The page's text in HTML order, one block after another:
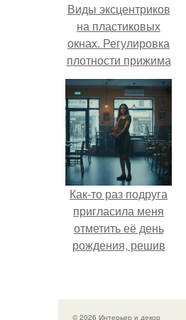
Виды эксцентриков
на пластиковых
окнах. Регулировка
плотности прижима
Как-то раз подруга
пригласила меня
отметить её день
рождения, решив
© 2026 Интерьер и декор